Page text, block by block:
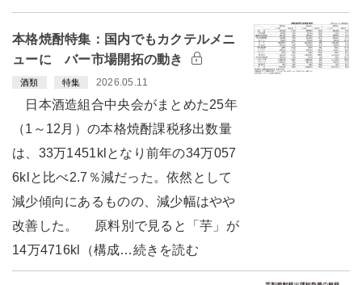
本格焼酎特集：国内でもカクテルメニ
ューに バー市場開拓の動き
酒類 特集 2026.05.11
日本酒造組合中央会がまとめた25年
（1～12月）の本格焼酎課税移出数量
は、33万1451klとなり前年の34万057
6klと比べ2.7％減だった。依然として
減少傾向にあるものの、減少幅はやや
改善した。 原料別で見ると「芋」が
14万4716kl（構成…続きを読む